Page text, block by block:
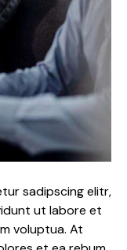
sadipscing elitr,
ut labore et
voluptua. At